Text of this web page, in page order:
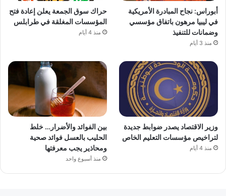
أبوراس: نجاح المبادرة الأمريكية
في ليبيا مرهون باتفاق مؤسسي
وضمانات للتنفيذ
منذ 3 أيام
حراك سوق الجمعة يعلن إعادة فتح
المؤسسات المغلقة في طرابلس
منذ 4 أيام
وزير الاقتصاد يصدر ضوابط جديدة
لتراخيص مؤسسات التعليم الخاص
منذ 4 أيام
بين الفوائد والأضرار… خلط
الحليب بالعسل فوائد صحية
ومحاذير يجب معرفتها
منذ أسبوع واحد